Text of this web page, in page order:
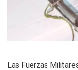
Las Fuerzas